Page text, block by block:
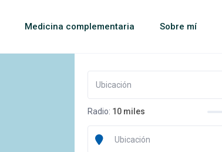
Medicina complementaria Sobre mí
Radio: 10 miles